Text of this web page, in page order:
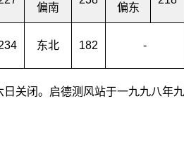
偏南
偏东
东北 182 -
关闭。启德测风站于一九九八年